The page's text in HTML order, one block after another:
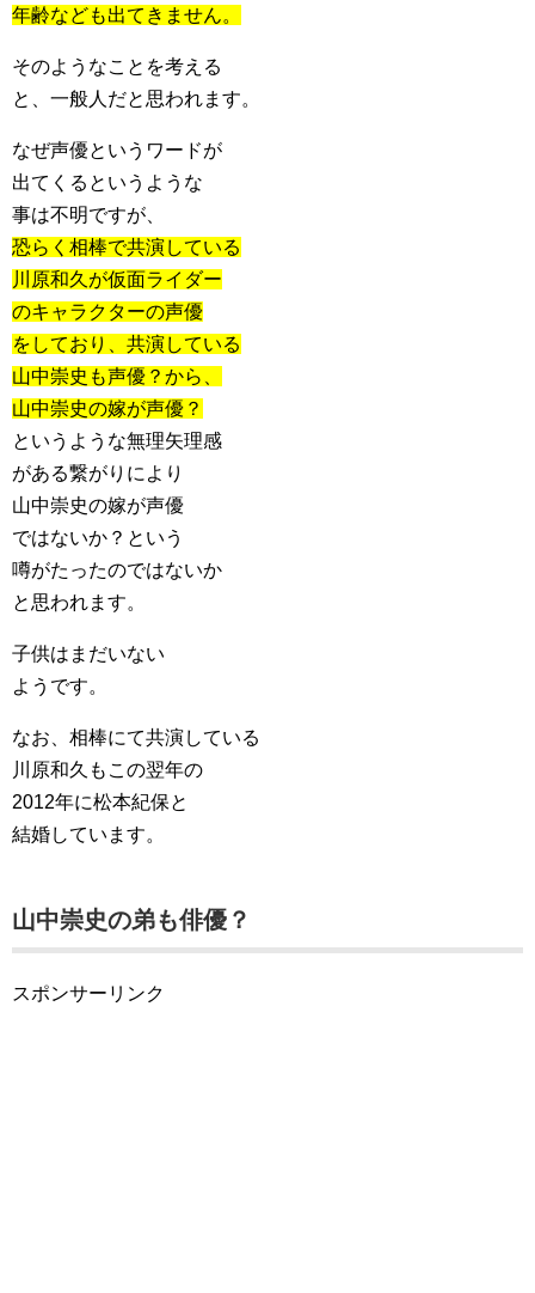
年齢なども出てきません。
そのようなことを考える
と、一般人だと思われます。
なぜ声優というワードが
出てくるというような
事は不明ですが、
恐らく相棒で共演している
川原和久が仮面ライダー
のキャラクターの声優
をしており、共演している
山中崇史も声優？から、
山中崇史の嫁が声優？
というような無理矢理感
がある繋がりにより
山中崇史の嫁が声優
ではないか？という
噂がたったのではないか
と思われます。
子供はまだいない
ようです。
なお、相棒にて共演している
川原和久もこの翌年の
2012年に松本紀保と
結婚しています。
山中崇史の弟も俳優？
スポンサーリンク